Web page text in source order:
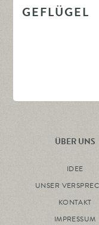
GEFLÜGEL
ÜBER UNS
IDEE
UNSER
KONTAKT
IMPRESSUM